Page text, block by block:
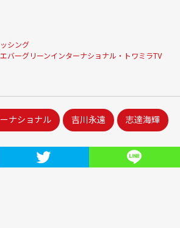
シング
エバーグリーンインターナショナル・トワミラTV
ナショナル 吉川永遠 志達海輝